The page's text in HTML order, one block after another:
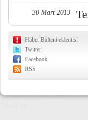
30 Mart 2013
Haber Bülteni eklentisi
Twitter
Facebook
RSS